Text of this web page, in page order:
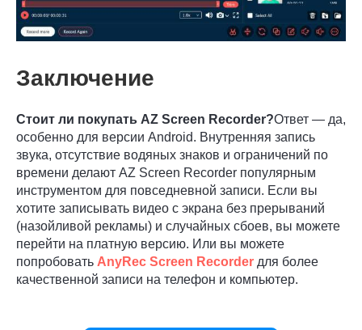
Заключение
Стоит ли покупать AZ Screen Recorder?Ответ — да,
особенно для версии Android. Внутренняя запись
звука, отсутствие водяных знаков и ограничений по
времени делают AZ Screen Recorder популярным
инструментом для повседневной записи. Если вы
хотите записывать видео с экрана без прерываний
(назойливой рекламы) и случайных сбоев, вы можете
перейти на платную версию. Или вы можете
попробовать AnyRec Screen Recorder для более
качественной записи на телефон и компьютер.